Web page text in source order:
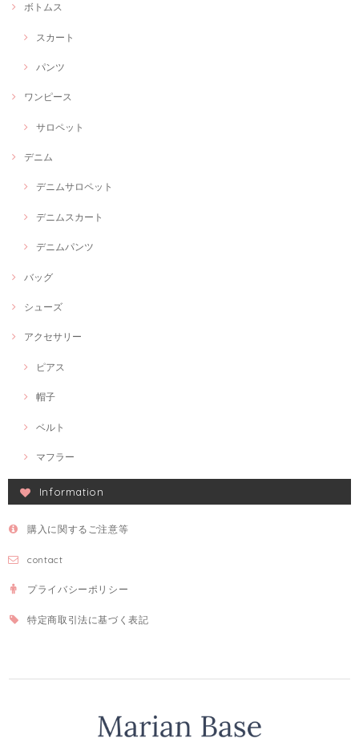
ボトムス
スカート
パンツ
ワンピース
サロペット
デニム
デニムサロペット
デニムスカート
デニムパンツ
バッグ
シューズ
アクセサリー
ピアス
帽子
ベルト
マフラー
Information
購入に関するご注意等
contact
プライバシーポリシー
特定商取引法に基づく表記